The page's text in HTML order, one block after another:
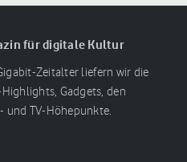
für digitale Kultur
Zeitalter liefern wir die
Gadgets, den
und TV-Höhepunkte.